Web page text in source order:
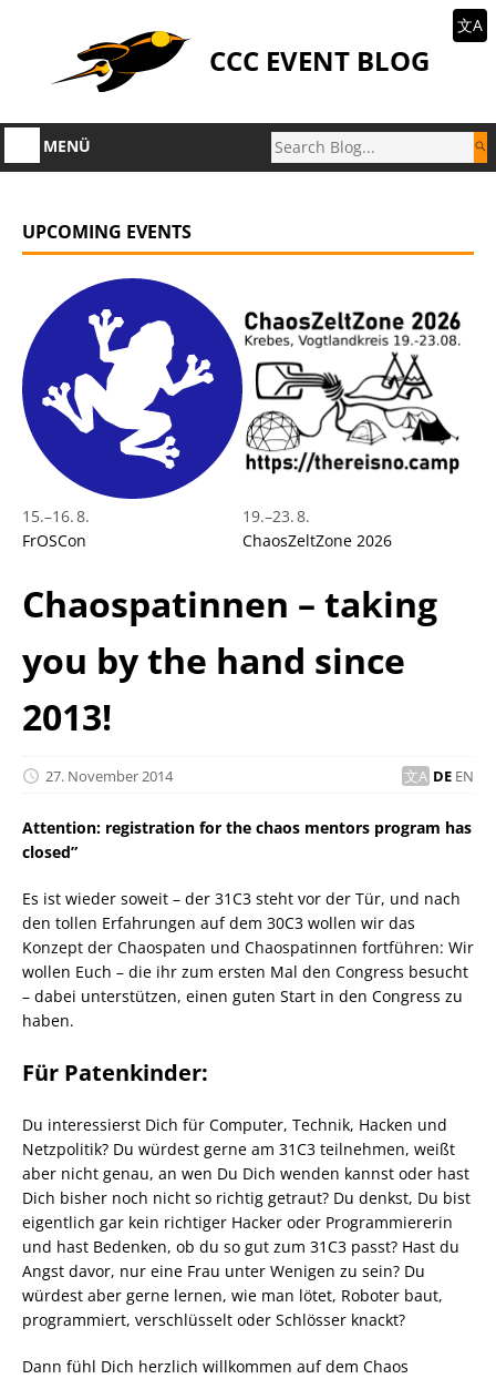
CCC EVENT BLOG
文A
MENÜ
UPCOMING EVENTS
15.–16. 8.
FrOSCon
19.–23. 8.
ChaosZeltZone 2026
Chaospatinnen – taking
you by the hand since
2013!
27. November 2014 DE EN
Attention: registration for the chaos mentors program has
closed”
Es ist wieder soweit – der 31C3 steht vor der Tür, und nach
den tollen Erfahrungen auf dem 30C3 wollen wir das
Konzept der Chaospaten und Chaospatinnen fortführen: Wir
wollen Euch – die ihr zum ersten Mal den Congress besucht
– dabei unterstützen, einen guten Start in den Congress zu
haben.
Für Patenkinder:
Du interessierst Dich für Computer, Technik, Hacken und
Netzpolitik? Du würdest gerne am 31C3 teilnehmen, weißt
aber nicht genau, an wen Du Dich wenden kannst oder hast
Dich bisher noch nicht so richtig getraut? Du denkst, Du bist
eigentlich gar kein richtiger Hacker oder Programmiererin
und hast Bedenken, ob du so gut zum 31C3 passt? Hast du
Angst davor, nur eine Frau unter Wenigen zu sein? Du
würdest aber gerne lernen, wie man lötet, Roboter baut,
programmiert, verschlüsselt oder Schlösser knackt?
Dann fühl Dich herzlich willkommen auf dem Chaos